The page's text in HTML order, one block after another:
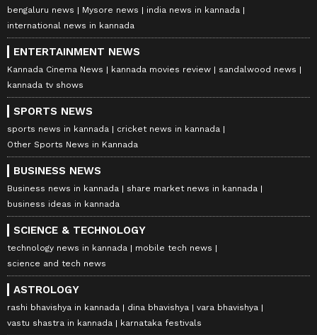
bengaluru news
Mysore news
india news in kannada
international news in kannada
ENTERTAINMENT NEWS
Kannada Cinema News kannada movies review
sandalwood news
kannada tv shows
SPORTS NEWS
sports news in kannada
cricket news in kannada
Other Sports News in Kannada
BUSINESS NEWS
Business news in kannada
share market news in kannada
business ideas in kannada
SCIENCE & TECHNOLOGY
technology news in kannada
mobile tech news
science and tech news
ASTROLOGY
rashi bhavishya in kannada dina bhavishya
vara bhavishya
vastu shastra in kannada
karnataka festivals